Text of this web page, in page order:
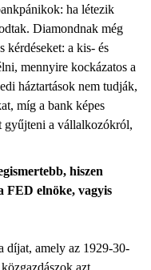
ha létezik
Diamondnak még
kérdéseket: a kis- és
mennyire kockázatos a
háztartások nem tudják,
míg a bank képes
gyűjteni a vállalkozókról,
hiszen
FED elnöke, vagyis
díjat, amely az 1929-30-
azt